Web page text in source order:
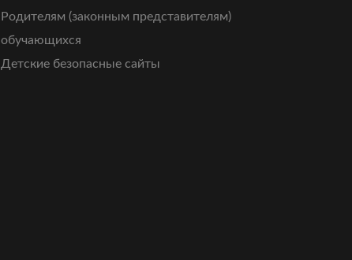
Родителям (законным представителям)
обучающихся
Детские безопасные сайты